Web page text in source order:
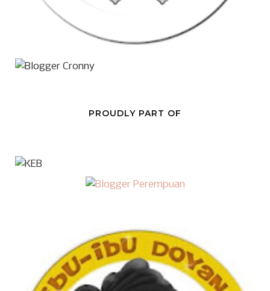
PROUDLY PART OF